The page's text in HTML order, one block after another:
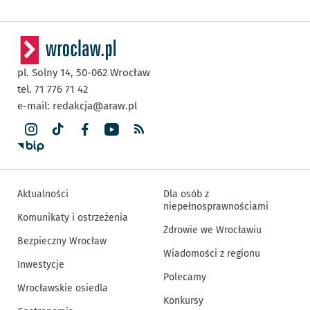
pl. Solny 14, 50-062 Wrocław
tel. 71 776 71 42
e-mail: redakcja@araw.pl
Aktualności
Komunikaty i ostrzeżenia
Bezpieczny Wrocław
Inwestycje
Wrocławskie osiedla
Dla osób z
niepełnosprawnościami
Zdrowie we Wrocławiu
Wiadomości z regionu
Polecamy
Konkursy